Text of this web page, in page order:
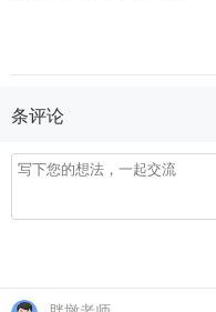
条评论